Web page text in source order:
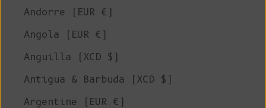
Andorre (EUR €)
Angola (EUR €)
Anguilla (XCD $)
Antigua & Barbuda (XCD $)
Argentine (EUR €)